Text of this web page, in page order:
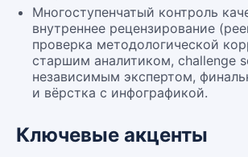
Многоступенчатый контроль
внутреннее рецензирование
проверка методологической
старшим аналитиком, challenge
независимым экспертом,
и вёрстка с инфографикой.
Ключевые акценты